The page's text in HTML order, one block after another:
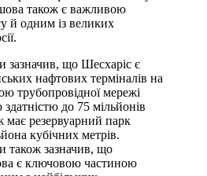
також є важливою
й одним із великих
зазначив, що Шесхаріс є
нафтових терміналів на
трубопровідної мережі
до 75 мільйонів
має резервуарний парк
кубічних метрів.
також зазначив, що
є ключовою частиною